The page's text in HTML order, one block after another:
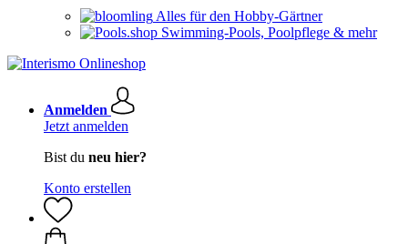
Alles für den Hobby-Gärtner
Swimming-Pools, Poolpflege & mehr
Anmelden
Jetzt anmelden
Bist du neu hier?
Konto erstellen